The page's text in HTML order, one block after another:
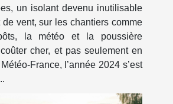
un isolant devenu inutilisable
vent, sur les chantiers comme
la météo et la poussière
cher, et pas seulement en
France, l’année 2024 s’est